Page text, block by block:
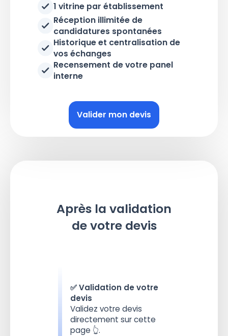
1 vitrine par établissement
Réception illimitée de
candidatures spontanées
Historique et centralisation de
vos échanges
Recensement de votre panel
interne
Valider mon devis
Après la validation
de votre devis
✅ Validation de votre
devis
Validez votre devis
directement sur cette
page 👆.